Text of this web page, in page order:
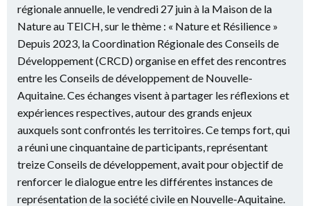
régionale annuelle, le vendredi 27 juin à la Maison de la
Nature au TEICH, sur le thème : « Nature et Résilience »
Depuis 2023, la Coordination Régionale des Conseils de
Développement (CRCD) organise en effet des rencontres
entre les Conseils de développement de Nouvelle-
Aquitaine. Ces échanges visent à partager les réflexions et
expériences respectives, autour des grands enjeux
auxquels sont confrontés les territoires. Ce temps fort, qui
a réuni une cinquantaine de participants, représentant
treize Conseils de développement, avait pour objectif de
renforcer le dialogue entre les différentes instances de
représentation de la société civile en Nouvelle-Aquitaine.